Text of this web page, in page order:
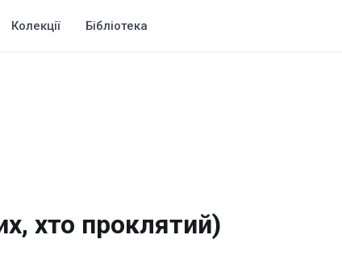
Колекції Бібліотека
хто проклятий)